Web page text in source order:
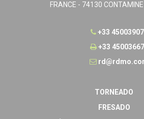
FRANCE - 74130
+33
+33
TORNEADO
FRESADO